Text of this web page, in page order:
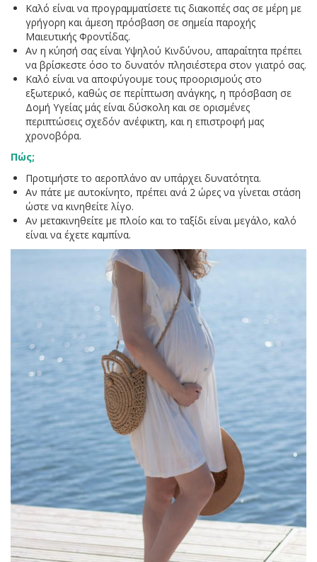
Καλό είναι να προγραμματίσετε τις διακοπές σας σε μέρη με
γρήγορη και άμεση πρόσβαση σε σημεία παροχής
Μαιευτικής Φροντίδας.
Αν η κύησή σας είναι Υψηλού Κινδύνου, απαραίτητα πρέπει
να βρίσκεστε όσο το δυνατόν πλησιέστερα στον γιατρό σας.
Καλό είναι να αποφύγουμε τους προορισμούς στο
εξωτερικό, καθώς σε περίπτωση ανάγκης, η πρόσβαση σε
Δομή Υγείας μάς είναι δύσκολη και σε ορισμένες
περιπτώσεις σχεδόν ανέφικτη, και η επιστροφή μας
χρονοβόρα.
Πώς;
Προτιμήστε το αεροπλάνο αν υπάρχει δυνατότητα.
Αν πάτε με αυτοκίνητο, πρέπει ανά 2 ώρες να γίνεται στάση
ώστε να κινηθείτε λίγο.
Αν μετακινηθείτε με πλοίο και το ταξίδι είναι μεγάλο, καλό
είναι να έχετε καμπίνα.